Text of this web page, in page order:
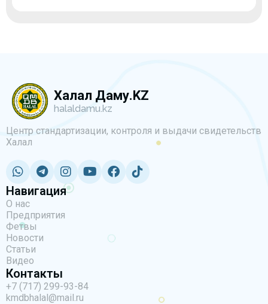
Халал Даму.KZ
halaldamu.kz
Центр стандартизации, контроля и выдачи свидетельств
Халал
Навигация
О нас
Предприятия
Фетвы
Новости
Статьи
Видео
Контакты
+7 (717) 299-93-84
kmdbhalal@mail.ru